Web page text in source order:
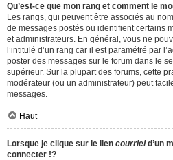
Qu’est-ce que mon rang et comment le
Les rangs, qui peuvent être associés au
de messages postés ou identifient certains
et administrateurs. En général, vous ne
l’intitulé d’un rang car il est paramétré par
poster des messages sur le forum dans le
supérieur. Sur la plupart des forums, cette
modérateur (ou un administrateur) peut
messages.
Haut
Lorsque je clique sur le lien courrield’un
connecter !?